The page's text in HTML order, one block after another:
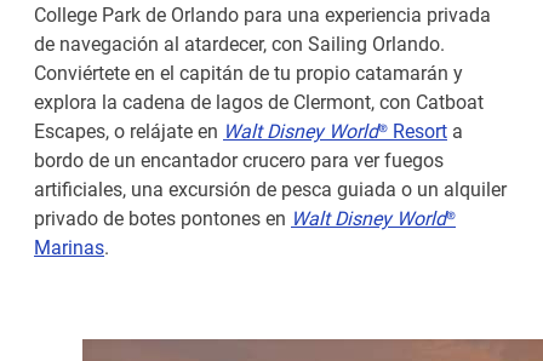
College Park de Orlando para una experiencia privada
de navegación al atardecer, con Sailing Orlando.
Conviértete en el capitán de tu propio catamarán y
explora la cadena de lagos de Clermont, con Catboat
Escapes, o relájate en Walt Disney World® Resort a
bordo de un encantador crucero para ver fuegos
artificiales, una excursión de pesca guiada o un alquiler
privado de botes pontones en Walt Disney World®
Marinas.